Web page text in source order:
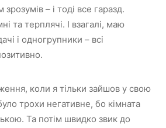
– і тоді все гаразд.
та терплячі. І взагалі, маю
і одногрупники – всі
коли я тільки зайшов у свою
трохи негативне, бо кімната
Та потім швидко звик до